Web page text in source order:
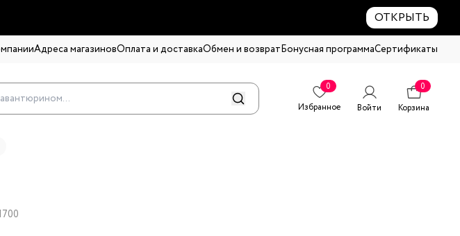
ОТКРЫТЬ
Адреса магазиновОплата и доставкаОбмен и возвратБонусная программаСертификаты
0
Избранное
Войти
0
Корзина